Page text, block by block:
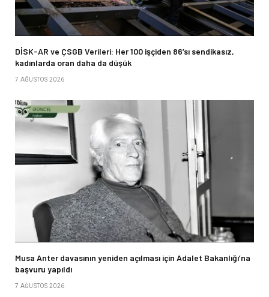
DİSK-AR ve ÇSGB Verileri: Her 100 işçiden 86’sı sendikasız,
kadınlarda oran daha da düşük
7 AĞUSTOS 2026
Musa Anter davasının yeniden açılması için Adalet Bakanlığı’na
başvuru yapıldı
7 AĞUSTOS 2026